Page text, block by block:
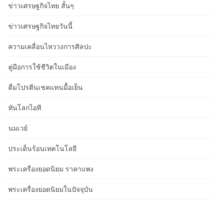
และ 4 พฤษภาคม 2019 การประชุมระดับชาติว่าด้วยภาษีจะจัดขึ้นที่
เศรษฐกิจและการคลัง กล่าวเปิดการประชุมเมื่อวันอังคารที่ eleven
Collective Investment Undertake (OPCI) ในประเทศโมร็อกโก
ราษฎร (CCFP) พร้อมด้วยผู้แทนกลุ่มรัฐสภาและผู้ร่วมงานได้เข้าเยี่ยม
ชมสำนักงานตรวจราชการกระทรวงการคลังในวันพุธที่ 19 มิถุนายน
หกคนที่รับผิดชอบด้านกิจกรรมของ IGF นายโมฮัมเหม็ด เบญจาบูน
ระดับสูงโมร็อกโก-OECD ซึ่งเปิดขึ้นในวันอังคารที่ 25 มิถุนายน 2562
OTMANI และเลขานุการ ทั่วไปขององค์กรนี้ คุณ Angel GURRIA
ในการประชุมฤดูใบไม้ผลิของกองทุนการเงินระหว่างประเทศ (IMF)
วอชิงตัน นาย Nizar Baraka รัฐมนตรีว่าการกระทรวงเศรษฐกิจและ
ข่าวเศรษฐกิจไทย สั้นๆ
ข่าวเศรษฐกิจไทยวันนี้
ความเคลื่อนไหววงการศิลปะ
คู่มือการใช้ชีวิตในเมือง
ดื่มโปรตีนเชคแทนมื้อเย็น
ทันโลกไอที
นมเวย์
ประเด็นร้อนเทคโนโลยี
พระเครื่องยอดนิยม ราคาแพง
พระเครื่องยอดนิยมในปัจจุบัน